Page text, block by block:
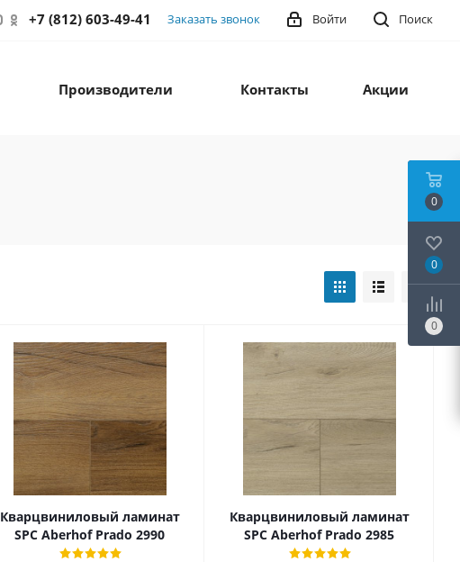
Поиск
Войти
+7 (812) 603-49-41 Заказать звонок
Производители Контакты Акции
Кварцвиниловый ламинат
SPC Aberhof Prado 2990
Кварцвиниловый ламинат
SPC Aberhof Prado 2985
0
0
0